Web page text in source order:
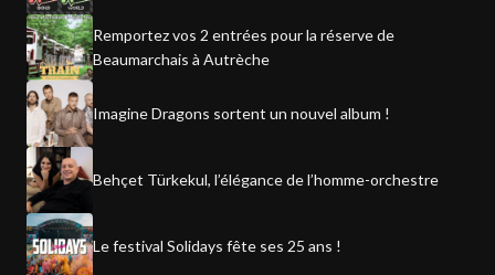
Remportez vos 2 entrées pour la réserve de
Beaumarchais à Autrèche
Imagine Dragons sortent un nouvel album !
Behçet Türkekul, l’élégance de l’homme-orchestre
Le festival Solidays fête ses 25 ans !